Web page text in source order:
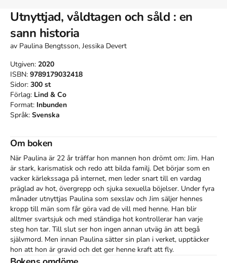
Utnyttjad, våldtagen och såld : en
sann historia
av Paulina Bengtsson, Jessika Devert
Utgiven: 2020
ISBN: 9789179032418
Sidor: 300 st
Förlag: Lind & Co
Format: Inbunden
Språk: Svenska
Om boken
När Paulina är 22 år träffar hon mannen hon drömt om: Jim. Han
är stark, karismatisk och redo att bilda familj. Det börjar som en
vacker kärlekssaga på internet, men leder snart till en vardag
präglad av hot, övergrepp och sjuka sexuella böjelser. Under fyra
månader utnyttjas Paulina som sexslav och Jim säljer hennes
kropp till män som får göra vad de vill med henne. Han blir
alltmer svartsjuk och med ständiga hot kontrollerar han varje
steg hon tar. Till slut ser hon ingen annan utväg än att begå
självmord. Men innan Paulina sätter sin plan i verket, upptäcker
hon att hon är gravid och det ger henne kraft att fly.
Några år senare möter hon sin förövare i domstol. Han döms till